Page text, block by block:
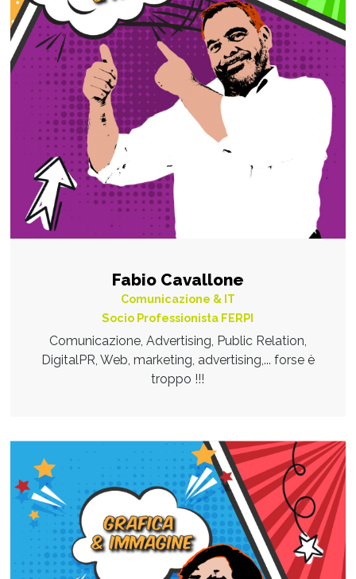
Fabio Cavallone
Comunicazione & IT
Socio Professionista FERPI
Comunicazione, Advertising, Public Relation,
DigitalPR, Web, marketing, advertising,... forse è
troppo !!!